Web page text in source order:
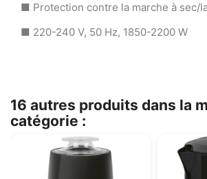
■ Protection contre la marche à sec/
■ 220-240 V, 50 Hz, 1850-2200 W
16 autres produits dans la
catégorie :